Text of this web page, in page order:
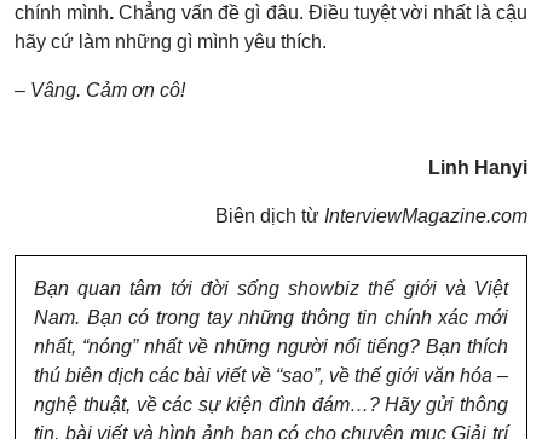
chính mình. Chẳng vấn đề gì đâu. Điều tuyệt vời nhất là cậu
hãy cứ làm những gì mình yêu thích.
– Vâng. Cảm ơn cô!
Linh Hanyi
Biên dịch từ InterviewMagazine.com
Bạn quan tâm tới đời sống showbiz thế giới và Việt
Nam. Bạn có trong tay những thông tin chính xác mới
nhất, “nóng” nhất về những người nổi tiếng? Bạn thích
thú biên dịch các bài viết về “sao”, về thế giới văn hóa –
nghệ thuật, về các sự kiện đình đám…? Hãy gửi thông
tin, bài viết và hình ảnh bạn có cho chuyên mục Giải trí